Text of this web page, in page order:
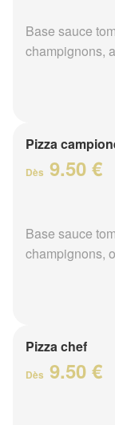
Base sauce
champignons,
Pizza
Dès 9.50 €
Base sauce
champignons,
Pizza chef
Dès 9.50 €